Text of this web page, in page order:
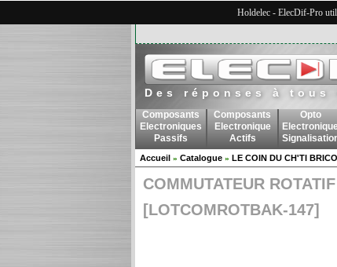
Holdelec - ElecDif-Pro
Des réponses à tous
Composants
Electroniques
Passifs
Composants
Electronique
Actifs
Opto
Accueil » Catalogue » LE COIN DU CH'TI
COMMUTATEUR
[LOTCOMROTBAK-147]